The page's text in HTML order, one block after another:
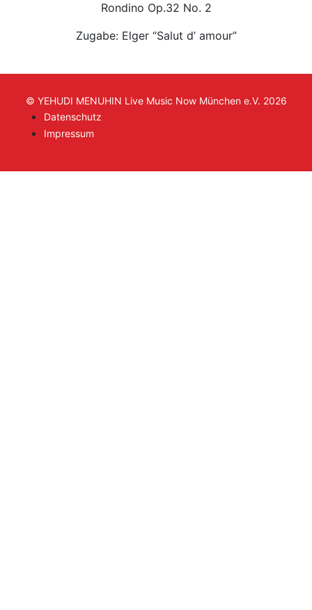
Rondino Op.32 No. 2
Zugabe: Elger “Salut d’ amour”
© YEHUDI MENUHIN Live Music Now München e.V. 2026
Datenschutz
Impressum